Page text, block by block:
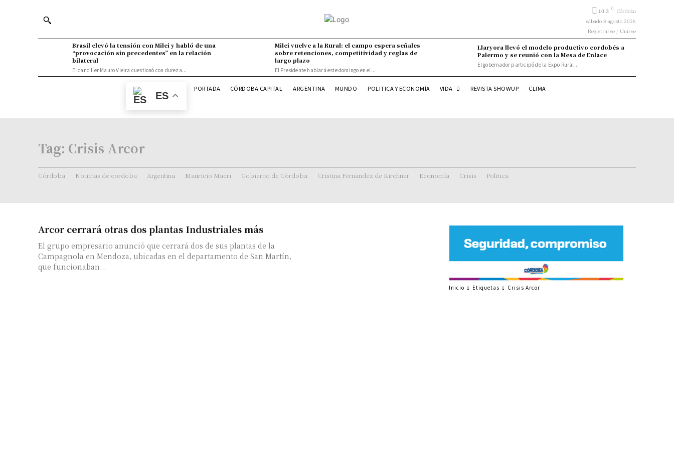
10.3 C Córdoba
sábado 8 agosto 2026
Registrarse / Unirse
Brasil elevó la tensión con Milei y habló de una
“provocación sin precedentes” en la relación
bilateral
El canciller Mauro Vieira cuestionó con dureza...
Milei vuelve a la Rural: el campo espera señales
sobre retenciones, competitividad y reglas de
largo plazo
El Presidente hablará este domingo en el...
Llaryora llevó el modelo productivo cordobés a
Palermo y se reunió con la Mesa de Enlace
El gobernador participó de la Expo Rural...
ES
PORTADA CÓRDOBA CAPITAL ARGENTINA MUNDO POLITICA Y ECONOMÍA VIDA REVISTA SHOWUP CLIMA
Tag: Crisis Arcor
Córdoba Noticias de cordoba Argentina Mauricio Macri Gobierno de Córdoba Cristina Fernandez de Kirchner Economía Crisis Politica
Arcor cerrará otras dos plantas Industriales más
El grupo empresario anunció que cerrará dos de sus plantas de la
Campagnola en Mendoza, ubicadas en el departamento de San Martín,
que funcionaban...
Inicio Etiquetas Crisis Arcor